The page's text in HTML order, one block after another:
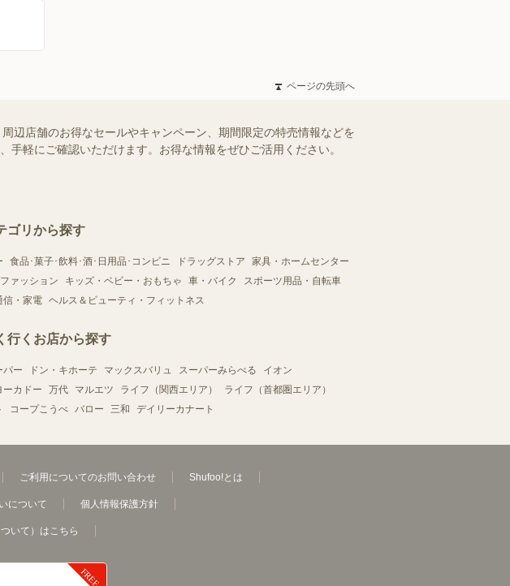
ページの先頭へ
辺店舗のお得なセールやキャンペーン、期間限定の特売情報などを
軽にご確認いただけます。お得な情報をぜひご活用ください。
ゴリから探す
食品･菓子･飲料･酒･日用品･コンビニ ドラッグストア
家具・ホームセンター
ファッション キッズ・ベビー・おもちゃ 車・バイク
スポーツ用品・自転車
信・家電 ヘルス＆ビューティ・フィットネス
行くお店から探す
パー ドン・キホーテ マックスバリュ スーパーみらべる
イオン
ーカドー
万代 マルエツ ライフ（関西エリア）
ライフ（首都圏エリア）
コープこうべ バロー 三和 デイリーカナート
ご利用についてのお問い合わせ Shufoo!とは
について 個人情報保護方針
いて）はこちら